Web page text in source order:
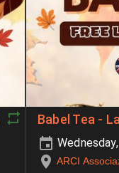
Babel Tea -
ARCI